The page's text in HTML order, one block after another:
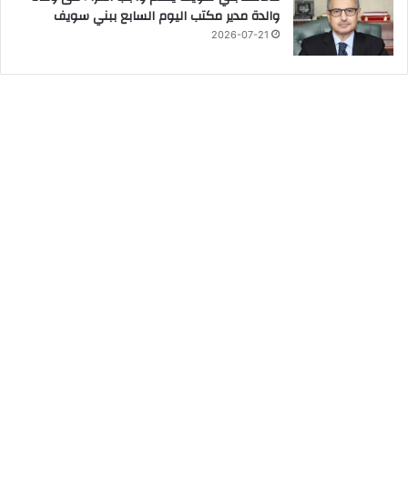
والدة مدير مكتب اليوم السابع ببني سويف
2026-07-21